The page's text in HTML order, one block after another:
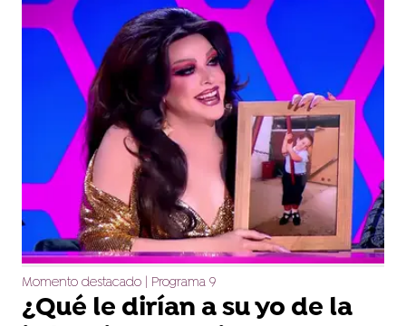
Momento destacado | Programa 9
¿Qué le dirían a su yo de la